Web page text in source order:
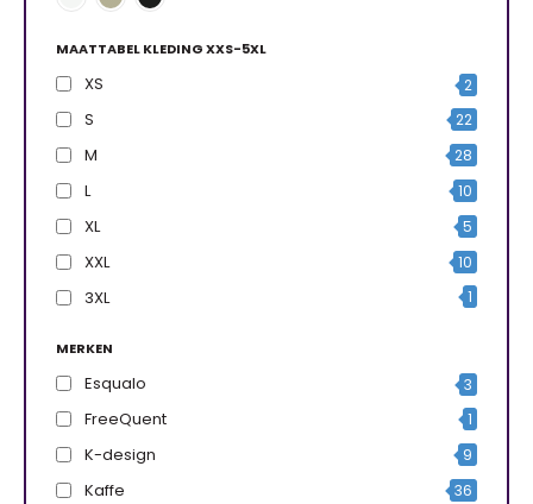
MAATTABEL KLEDING XXS-5XL
XS 2
S 22
M 28
L 10
XL 5
XXL 10
3XL 1
MERKEN
Esqualo 3
FreeQuent 1
K-design 9
Kaffe 36